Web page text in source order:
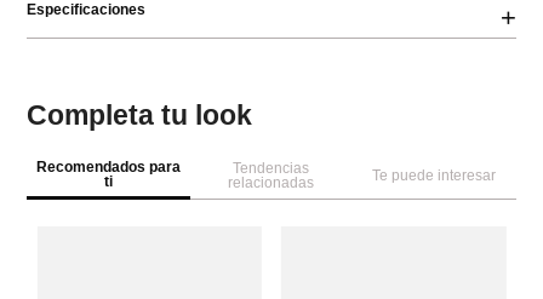
Especificaciones +
Completa tu look
Recomendados para
ti
Tendencias
relacionadas
Te puede interesar